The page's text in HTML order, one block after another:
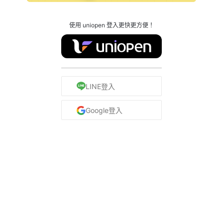
使用 uniopen 登入更快更方便！
LINE登入
Google登入